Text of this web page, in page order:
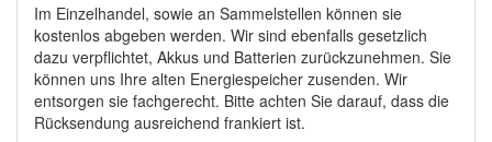
Im Einzelhandel, sowie an Sammelstellen können sie
kostenlos abgeben werden. Wir sind ebenfalls gesetzlich
dazu verpflichtet, Akkus und Batterien zurückzunehmen. Sie
können uns Ihre alten Energiespeicher zusenden. Wir
entsorgen sie fachgerecht. Bitte achten Sie darauf, dass die
Rücksendung ausreichend frankiert ist.